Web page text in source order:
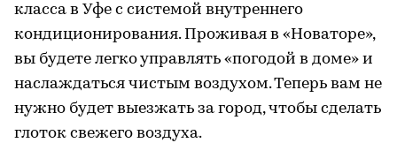
класса в Уфе с системой внутреннего
кондиционирования. Проживая в «Новаторе»,
вы будете легко управлять «погодой в доме» и
наслаждаться чистым воздухом. Теперь вам не
нужно будет выезжать за город, чтобы сделать
глоток свежего воздуха.